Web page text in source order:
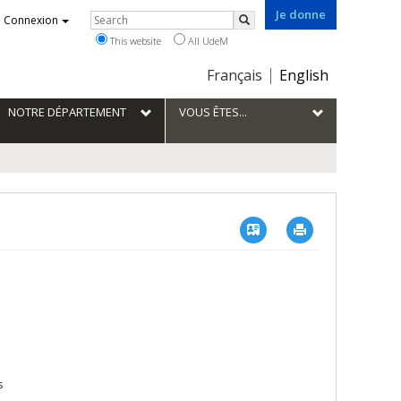
Je donne
Choix
la
langue
Français English
Connexion Rechercher
Search
This website All UdeM
NOTRE DÉPARTEMENT VOUS ÊTES...
Vcard